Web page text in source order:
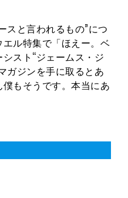
スと言われるもの”につ
ル特集で「ほえー。ベ
スト“ジェームス・ジ
ガジンを手に取るとあ
もそうです。本当にあ